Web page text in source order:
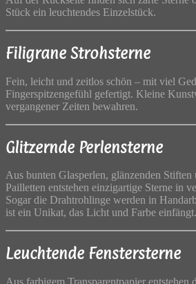
Stück ein leuchtendes Einzelstück.
Filigrane Strohsterne
Fein, leicht und zeitlos schön – mit viel
Fingerspitzengefühl gefertigt. Kleine
vergangener Zeiten bewahren.
Glitzernde Perlensterne
Aus bunten Glasperlen, glänzenden Stiften
Pailletten entstehen einzigartige Sterne in
Sogar die Drahtrohlinge werden in
ist ein Unikat, das Licht und Farbe einfängt.
Leuchtende Fenstersterne
Aus farbigem Transparentpapier entstehen